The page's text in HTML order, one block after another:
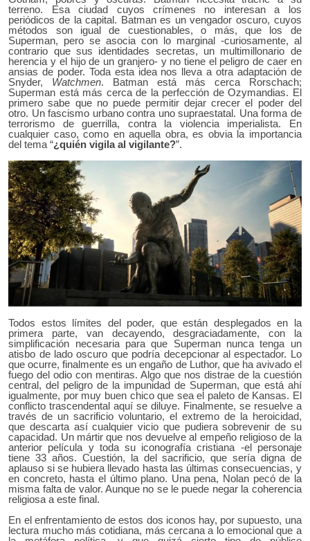
terreno. Esa ciudad cuyos crímenes no interesan a los
periódicos de la capital. Batman es un vengador oscuro, cuyos
métodos son igual de cuestionables, o más, que los de
Superman, pero se asocia con lo marginal -curiosamente, al
contrario que sus identidades secretas, un multimillonario de
herencia y el hijo de un granjero- y no tiene el peligro de caer en
ansias de poder. Toda esta idea nos lleva a otra adaptación de
Snyder, Watchmen. Batman está más cerca Rorschach;
Superman está más cerca de la perfección de Ozymandias. El
primero sabe que no puede permitir dejar crecer el poder del
otro. Un fascismo urbano contra uno supraestatal. Una forma de
terrorismo de guerrilla, contra la violencia imperialista. En
cualquier caso, como en aquella obra, es obvia la importancia
del tema “¿quién vigila al vigilante?”.
Todos estos límites del poder, que están desplegados en la
primera parte, van decayendo, desgraciadamente, con la
simplificación necesaria para que Superman nunca tenga un
atisbo de lado oscuro que podría decepcionar al espectador. Lo
que ocurre, finalmente es un engaño de Luthor, que ha avivado el
fuego del odio con mentiras. Algo que nos distrae de la cuestión
central, del peligro de la impunidad de Superman, que está ahí
igualmente, por muy buen chico que sea el paleto de Kansas. El
conflicto trascendental aquí se diluye. Finalmente, se resuelve a
través de un sacrificio voluntario, el extremo de la heroicidad,
que descarta así cualquier vicio que pudiera sobrevenir de su
capacidad. Un mártir que nos devuelve al empeño religioso de la
anterior película y toda su iconografía cristiana -el personaje
tiene 33 años. Cuestión, la del sacrificio, que sería digna de
aplauso si se hubiera llevado hasta las últimas consecuencias, y
en concreto, hasta el último plano. Una pena, Nolan pecó de la
misma falta de valor. Aunque no se le puede negar la coherencia
religiosa a este final.
En el enfrentamiento de estos dos iconos hay, por supuesto, una
lectura mucho más cotidiana, más cercana a lo emocional que a